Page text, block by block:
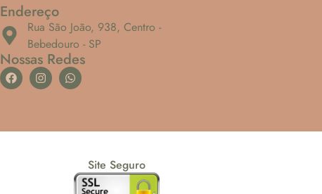
Endereço
Rua São João, 938, Centro -
Bebedouro - SP
Nossas Redes
Site Seguro